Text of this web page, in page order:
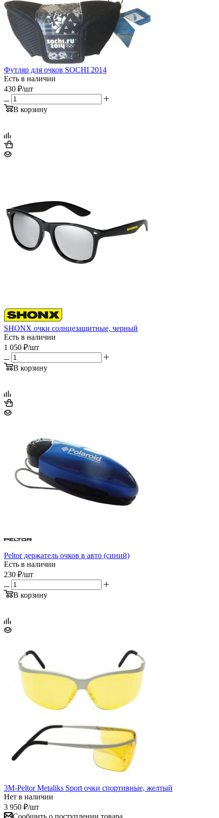
Футляр для очков SOCHI 2014
Есть в наличии
430 ₽/шт
В корзину
SHONX очки солнцезащитные, черный
Есть в наличии
1 050 ₽/шт
В корзину
Peltor держатель очков в авто (синий)
Есть в наличии
230 ₽/шт
В корзину
3M-Peltor Metaliks Sport очки спортивные, желтый
Нет в наличии
3 950 ₽/шт
Сообщить о поступлении товара